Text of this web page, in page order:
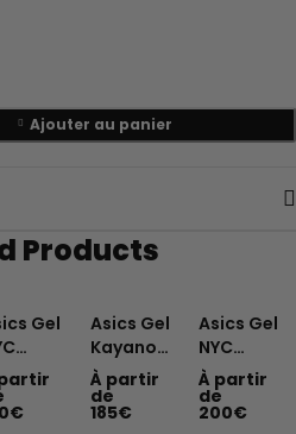
Ajouter au panier
Products
Gel
Blue
€
Asics Gel
Kayano
14 Arctic
Sky Pure
Silver
À partir
de
185€
Asics Gel
NYC
Cream
Brown
À partir
de
200€